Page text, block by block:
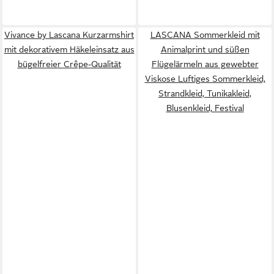
Vivance by Lascana Kurzarmshirt
mit dekorativem Häkeleinsatz aus
bügelfreier Crêpe-Qualität
LASCANA Sommerkleid mit
Animalprint und süßen
Flügelärmeln aus gewebter
Viskose Luftiges Sommerkleid,
Strandkleid, Tunikakleid,
Blusenkleid, Festival